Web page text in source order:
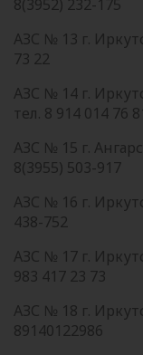
8(3952) 232-175
АЗС № 13 г.
73 22
АЗС № 14 г.
тел. 8 914 014 76
АЗС № 15 г.
8(3955) 503-917
АЗС № 16 г.
438-752
АЗС № 17 г.
983 417 23 73
АЗС № 18 г.
89140122986